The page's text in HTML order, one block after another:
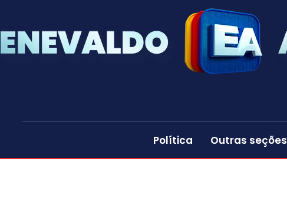
Política Outras seções